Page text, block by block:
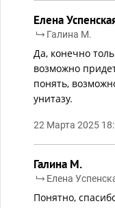
Елена
Галина М.
Да, конечно
возможно
понять,
унитазу.
22 Марта 2025
Галина М.
Елена
Понятно,